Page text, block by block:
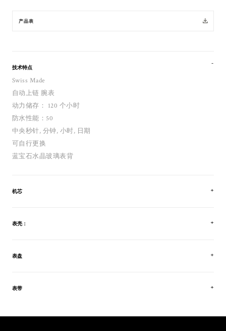
产品表
技术特点
Swiss Made
自动上链 腕表
动力储存： 120 个小时
防水性能：50
中央秒针, 分钟, 小时, 日期
可自行更换
蓝宝石水晶玻璃表背
机芯
表壳：
表盘
表带